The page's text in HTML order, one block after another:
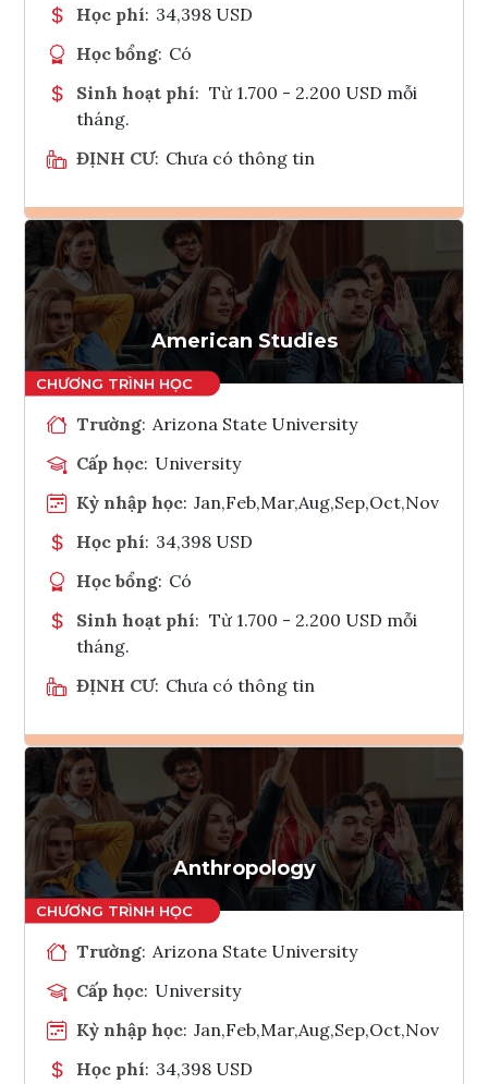
Học phí: 34,398 USD
Học bổng: Có
Sinh hoạt phí: Từ 1.700 - 2.200 USD mỗi
tháng.
ĐỊNH CƯ: Chưa có thông tin
Ghi danh
Tham vấn Interlink
American Studies
Trường: Arizona State University
Cấp học: University
Kỳ nhập học: Jan,Feb,Mar,Aug,Sep,Oct,Nov
Học phí: 34,398 USD
Học bổng: Có
Sinh hoạt phí: Từ 1.700 - 2.200 USD mỗi
tháng.
ĐỊNH CƯ: Chưa có thông tin
Ghi danh
Tham vấn Interlink
Anthropology
Trường: Arizona State University
Cấp học: University
Kỳ nhập học: Jan,Feb,Mar,Aug,Sep,Oct,Nov
Học phí: 34,398 USD